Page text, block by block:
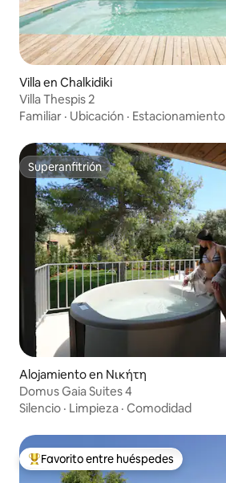
Villa en Chalkidiki
Villa Thespis 2
Familiar · Ubicación · Estacionamiento
Superanfitrión
Superanfitrión
Alojamiento en Νικήτη
Domus Gaia Suites 4
Silencio · Limpieza · Comodidad
Favorito entre huéspedes preferido
Favorito entre huéspedes